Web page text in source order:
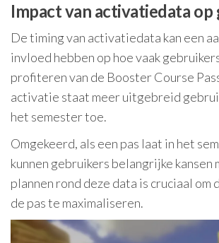
Impact van activatiedata
De timing van activatiedata kan een
invloed hebben op hoe vaak
profiteren van de Booster Course
activatie staat meer uitgebreid
het semester toe.
Omgekeerd, als een pas laat in het
kunnen gebruikers belangrijke kansen
plannen rond deze data is cruciaal om
de pas te maximaliseren.